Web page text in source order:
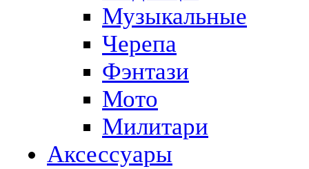
Музыкальные
Черепа
Фэнтази
Мото
Милитари
Аксессуары